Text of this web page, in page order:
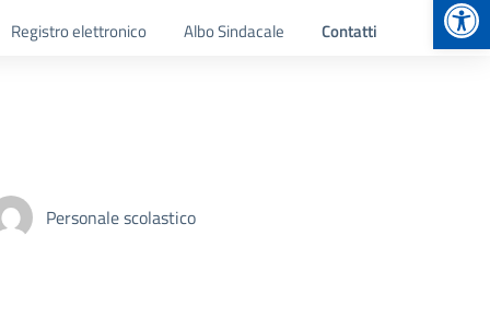
Registro elettronico Albo Sindacale Contatti
Personale scolastico